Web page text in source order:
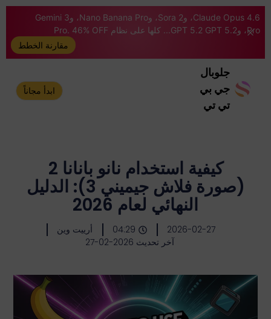
Claude Opus 4.6، وSora 2، وNano Banana Pro، وGemini 3
Pro، وGPT 5.2 GPT 5.2... كلها على نظام Pro. 46% OFF
مقارنة الخطط
جلوبال
جي بي
تي تي
ابدأ مجاناً
كيفية استخدام نانو بانانا 2
(صورة فلاش جيميني 3): الدليل
النهائي لعام 2026
2026-02-27
04:29
أرييت وين
آخر تحديث 2026-02-27